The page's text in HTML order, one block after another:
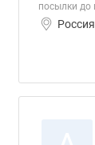
посылки до